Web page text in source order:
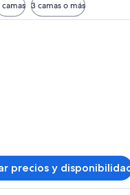
camas 3 camas o más
Una cama bien tendida con
precios y